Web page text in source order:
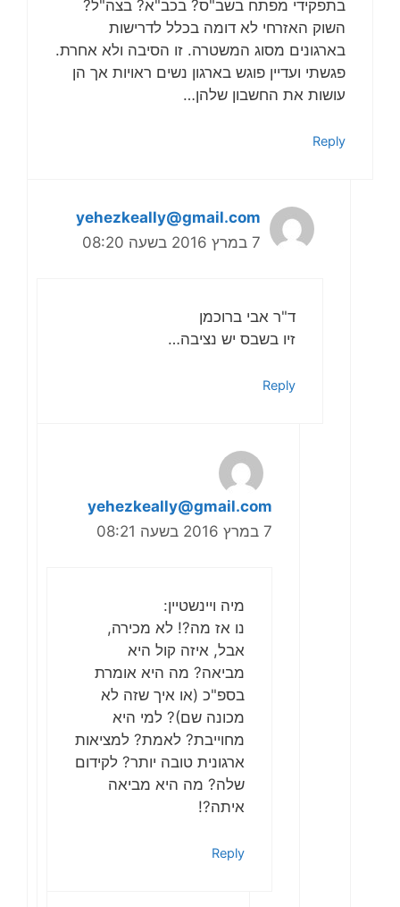
בתפקידי מפתח בשב"ס? בכב"א? בצה"ל?
השוק האזרחי לא דומה בכלל לדרישות
בארגונים מסוג המשטרה. זו הסיבה ולא אחרת.
פגשתי ועדיין פוגש בארגון נשים ראויות אך הן
עושות את החשבון שלהן…
Reply
yehezkeally@gmail.com
7 במרץ 2016 בשעה 08:20
ד"ר אבי ברוכמן
זיו בשבס יש נציבה…
Reply
yehezkeally@gmail.com
מיה ויינשטיין:
נו אז מה?! לא מכירה,
אבל, איזה קול היא
מביאה? מה היא אומרת
בספ"כ (או איך שזה לא
מכונה שם)? למי היא
מחוייבת? לאמת? למציאות
ארגונית טובה יותר? לקידום
שלה? מה היא מביאה
איתה?!
Reply